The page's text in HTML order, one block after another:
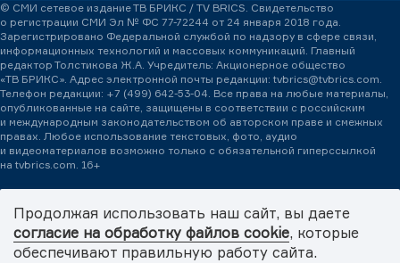
© СМИ сетевое издание ТВ БРИКС / TV BRICS. Свидетельство
о регистрации СМИ Эл № ФС 77-72244 от 24 января 2018 года.
Зарегистрировано Федеральной службой по надзору в сфере связи,
информационных технологий и массовых коммуникаций. Главный
редактор Толстикова Ж.А. Учредитель: Акционерное общество
«ТВ БРИКС». Адрес электронной почты редакции: tvbrics@tvbrics.com.
Телефон редакции: +7 (499) 642-53-04. Все права на любые материалы,
опубликованные на сайте, защищены в соответствии с российским
и международным законодательством об авторском праве и смежных
правах. Любое использование текстовых, фото, аудио
и видеоматериалов возможно только с обязательной гиперссылкой
на tvbrics.com. 16+
Международная медиасеть TV BRICS – пространство медиадипломатии.
Медиасеть формирует и продвигает объединенную повестку БРИКС+
через систему информационного обмена между партнерами TV BRICS.
© 2026 TV BRICS
Политика обработки персональных данных
Продолжая использовать наш сайт, вы даете
согласие на обработку файлов cookie, которые
обеспечивают правильную работу сайта.